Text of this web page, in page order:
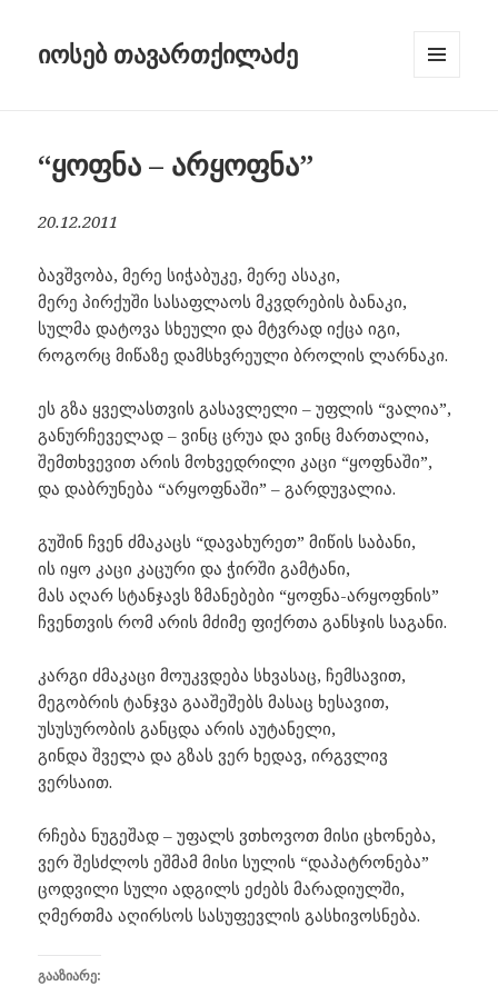
იოსებ თავართქილაძე
“ყოფნა – არყოფნა”
20.12.2011
ბავშვობა, მერე სიჭაბუკე, მერე ასაკი,
მერე პირქუში სასაფლაოს მკვდრების ბანაკი,
სულმა დატოვა სხეული და მტვრად იქცა იგი,
როგორც მიწაზე დამსხვრეული ბროლის ლარნაკი.
ეს გზა ყველასთვის გასავლელი – უფლის “ვალია”,
განურჩეველად – ვინც ცრუა და ვინც მართალია,
შემთხვევით არის მოხვედრილი კაცი “ყოფნაში”,
და დაბრუნება “არყოფნაში” – გარდუვალია.
გუშინ ჩვენ ძმაკაცს “დავახურეთ” მიწის საბანი,
ის იყო კაცი კაცური და ჭირში გამტანი,
მას აღარ სტანჯავს ზმანებები “ყოფნა-არყოფნის”
ჩვენთვის რომ არის მძიმე ფიქრთა განსჯის საგანი.
კარგი ძმაკაცი მოუკვდება სხვასაც, ჩემსავით,
მეგობრის ტანჯვა გააშეშებს მასაც ხესავით,
უსუსურობის განცდა არის აუტანელი,
გინდა შველა და გზას ვერ ხედავ, ირგვლივ
ვერსაით.
რჩება ნუგეშად – უფალს ვთხოვოთ მისი ცხონება,
ვერ შესძლოს ეშმამ მისი სულის “დაპატრონება”
ცოდვილი სული ადგილს ეძებს მარადიულში,
ღმერთმა აღირსოს სასუფევლის გასხივოსნება.
ᲒᲐᲐᲖᲘᲐᲠᲔ: